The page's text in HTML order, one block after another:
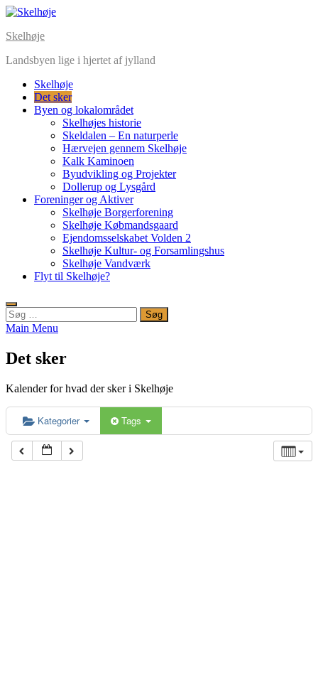
Skip
content
Skelhøje
Landsbyen lige i hjertet af jylland
Skelhøje
Det sker
Byen og lokalområdet
Skelhøjes historie
Skeldalen – En naturperle
Hærvejen gennem Skelhøje
Kalk Kaminoen
Byudvikling og Projekter
Dollerup og Lysgård
Foreninger og Aktiver
Skelhøje Borgerforening
Skelhøje Købmandsgaard
Ejendomsselskabet Volden 2
Skelhøje Kultur- og Forsamlingshus
Skelhøje Vandværk
Flyt til Skelhøje?
Søg
efter:
Main Menu
Det sker
Kalender for hvad der sker i Skelhøje
Kategorier Tags